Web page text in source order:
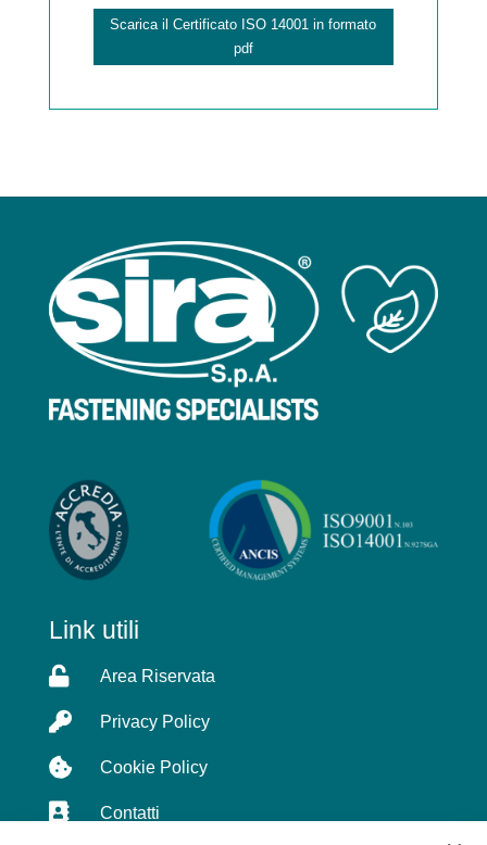
Scarica il Certificato ISO 14001 in formato
pdf
Link utili
 Area Riservata
 Privacy Policy
 Cookie Policy
 Contatti